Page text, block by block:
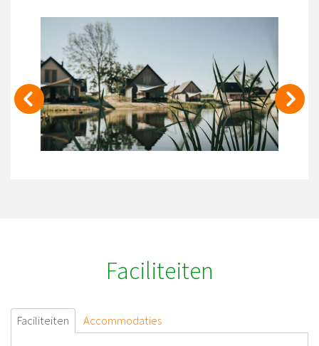
Faciliteiten
Faciliteiten Accommodaties